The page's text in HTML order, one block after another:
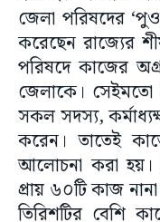
জেলা পরিষদের
করেছেন রাজ্যের
পরিষদে কাজের
জেলাকে।
সকল সদস্য,
করেন।‌ তাতেই
আলোচনা করা হয়।
প্রায় ৬০টি কাজ
তিরিশটির বেশি